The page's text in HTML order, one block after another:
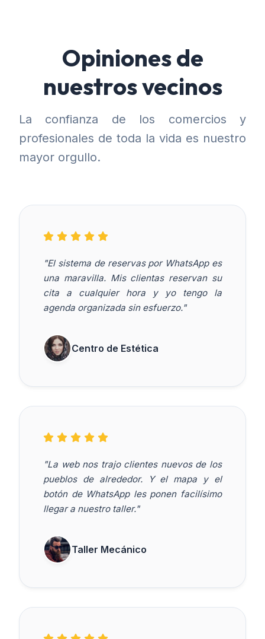
Opiniones de
nuestros vecinos
La confianza de los comercios y
profesionales de toda la vida es nuestro
mayor orgullo.
"El sistema de reservas por WhatsApp es
una maravilla. Mis clientas reservan su
cita a cualquier hora y yo tengo la
agenda organizada sin esfuerzo."
Centro de Estética
"La web nos trajo clientes nuevos de los
pueblos de alrededor. Y el mapa y el
botón de WhatsApp les ponen facilísimo
llegar a nuestro taller."
Taller Mecánico